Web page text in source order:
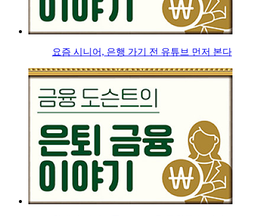
요즘 시니어, 은행 가기 전 유튜브 먼저 본다